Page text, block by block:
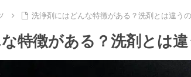
洗浄剤にはどんな特徴がある？洗剤とは違う
特徴がある？洗剤とは違